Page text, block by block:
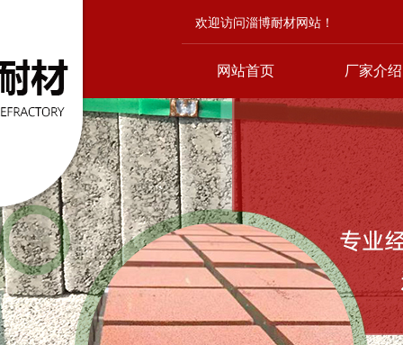
欢迎访问淄博耐材网站！
网站首页 厂家介绍